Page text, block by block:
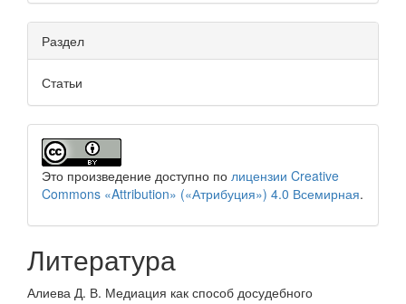
Раздел
Статьи
Это произведение доступно по лицензии Creative
Commons «Attribution» («Атрибуция») 4.0 Всемирная.
Литература
Алиева Д. В. Медиация как способ досудебного